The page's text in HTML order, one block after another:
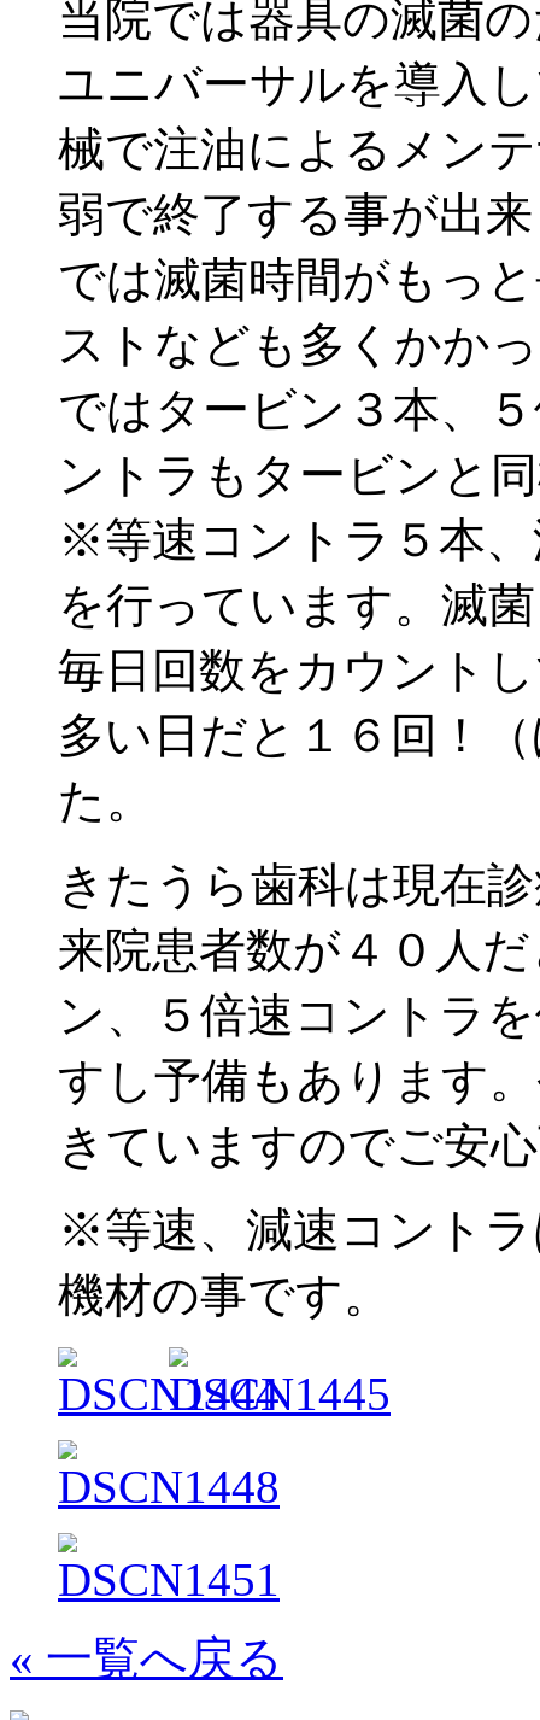
当院では器具の滅菌
ユニバーサルを導入
械で注油によるメン
弱で終了する事が出
では滅菌時間がもっ
ストなども多くかか
ではタービン３本、
ントラもタービンと
※等速コントラ５本
を行っています。滅
毎日回数をカウント
多い日だと１６回！
た。
きたうら歯科は現在
来院患者数が４０人
ン、５倍速コントラ
すし予備もあります
きていますのでご安
※等速、減速コント
機材の事です。
« 一覧へ戻る